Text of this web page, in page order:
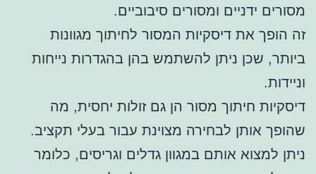
מסורים ידניים ומסורים סיבוביים.
זה הופך את דיסקיות המסור לחיתוך מגוונות
ביותר, שכן ניתן להשתמש בהן בהגדרות נייחות
וניידות.
דיסקיות חיתוך מסור הן גם זולות יחסית, מה
שהופך אותן לבחירה מצוינת עבור בעלי תקציב.
ניתן למצוא אותם במגוון גדלים וגריסים, כלומר